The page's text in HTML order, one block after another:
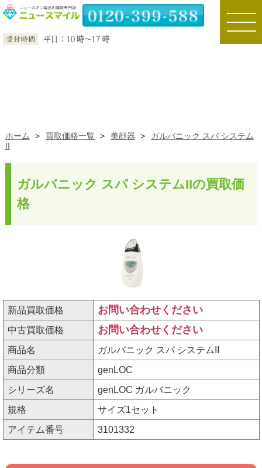
toggle
ホーム > 買取価格一覧 > 美顔器 >
ガルバニック スパ システム
II
ガルバニック スパ システムIIの買取価
格
新品買取価格 お問い合わせください
中古買取価格 お問い合わせください
商品名
ガルバニック スパ システムII
商品分類
genLOC
シリーズ名
genLOC ガルバニック
規格
サイズ1セット
アイテム番号
3101332